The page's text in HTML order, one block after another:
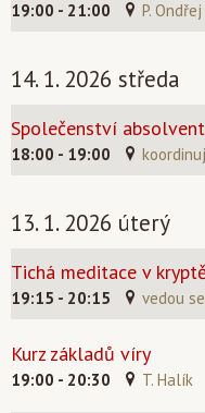
19:00 - 21:00 P.
14. 1. 2026 středa
Společenství
18:00 - 19:00
13. 1. 2026 úterý
Tichá meditace v
19:15 - 20:15 vedou
Kurz základů víry
19:00 - 20:30 T. Halík